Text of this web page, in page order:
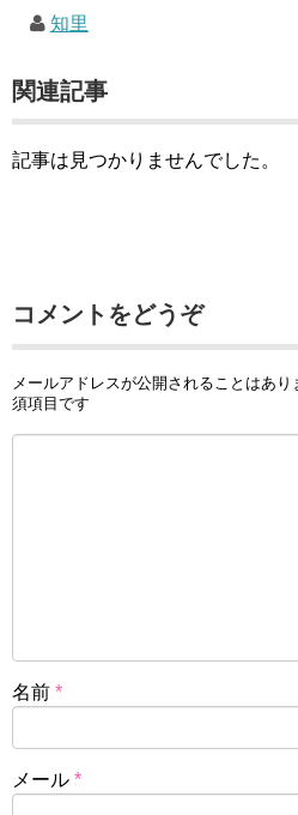
知里
関連記事
記事は見つかりませんでした。
コメントをどうぞ
メールアドレスが公開されることはあり
須項目です
名前 *
メール *